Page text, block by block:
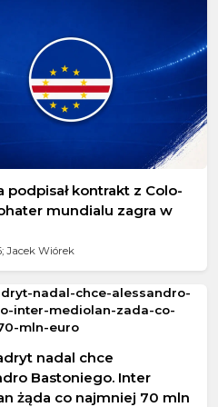
podpisał kontrakt z Colo-
mundialu zagra w
Jacek Wiórek
nadal chce
Bastoniego. Inter
żąda co najmniej 70 mln